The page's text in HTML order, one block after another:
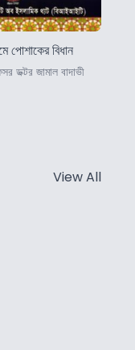
পোশাকের বিধান
ডক্টর জামাল বাদাভী
View All